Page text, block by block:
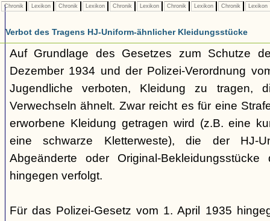
Chronik Lexikon Chronik Lexikon Chronik Lexikon Chronik Lexikon Chronik Lexikon
Verbot des Tragens HJ-Uniform-ähnlicher Kleidungsstücke
Auf Grundlage des Gesetzes zum Schutze
Dezember 1934 und der Polizei-Verordnung
Jugendliche verboten, Kleidung zu tragen,
Verwechseln ähnelt. Zwar reicht es für eine
erworbene Kleidung getragen wird (z.B. eine
eine schwarze Kletterweste), die der HJ-
Abgeänderte oder Original-
hingegen verfolgt.
Für das Polizei-Gesetz vom 1. April 1935